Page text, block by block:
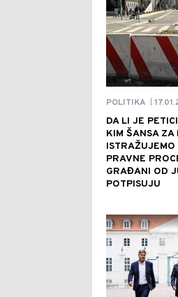
POLITIKA
DA LI JE
KIM ŠANSA ZA
PRAVNE
GRAĐANI OD
POTPISUJU